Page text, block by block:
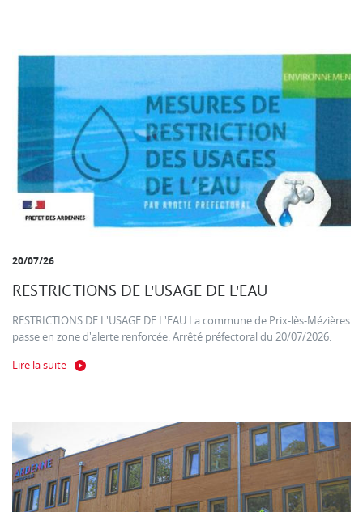
20/07/26
RESTRICTIONS DE L'USAGE DE L'EAU
RESTRICTIONS DE L'USAGE DE L'EAU La commune de Prix-lès-Mézières
passe en zone d'alerte renforcée. Arrêté préfectoral du 20/07/2026.
Lire la suite